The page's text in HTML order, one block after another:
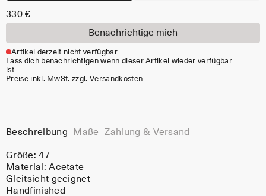
330 €
Benachrichtige mich
Artikel derzeit nicht verfügbar
Lass dich benachrichtigen wenn dieser Artikel wieder verfügbar
ist
Preise inkl. MwSt. zzgl. Versandkosten
Beschreibung Maße Zahlung & Versand
Größe: 47
Material:Acetate
Gleitsicht geeignet
Handfinished